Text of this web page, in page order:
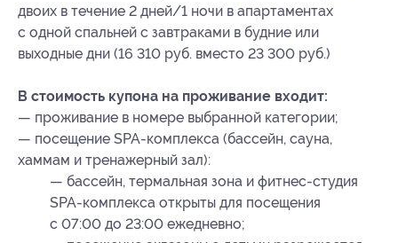
двоих в течение 2 дней/1 ночи в апартаментах
с одной спальней с завтраками в будние или
выходные дни (16 310 руб. вместо 23 300 руб.)
В стоимость купона на проживание входит:
— проживание в номере выбранной категории;
— посещение SPA-комплекса (бассейн, сауна,
хаммам и тренажерный зал):
— бассейн, термальная зона и фитнес-студия
SPA-комплекса открыты для посещения
с 07:00 до 23:00 ежедневно;